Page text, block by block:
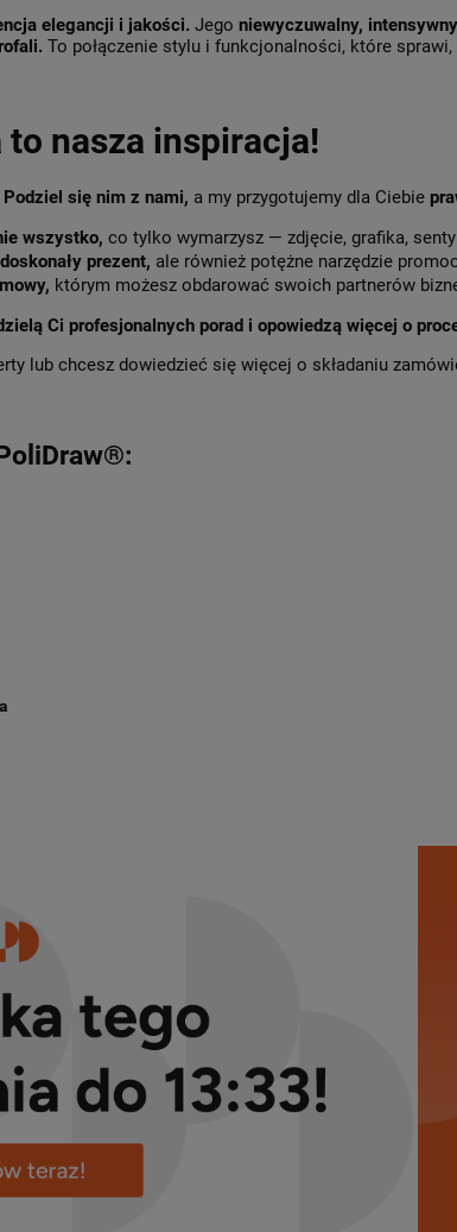
elegancji i jakości. Jego niewyczuwalny,
To połączenie stylu i funkcjonalności, które
nasza inspiracja!
się nim z nami, a my przygotujemy dla Ciebie
wszystko, co tylko wymarzysz — zdjęcie, grafika,
prezent, ale również potężne narzędzie
którym możesz obdarować swoich partnerów
Ci profesjonalnych porad i opowiedzą więcej o
lub chcesz dowiedzieć się więcej o składaniu